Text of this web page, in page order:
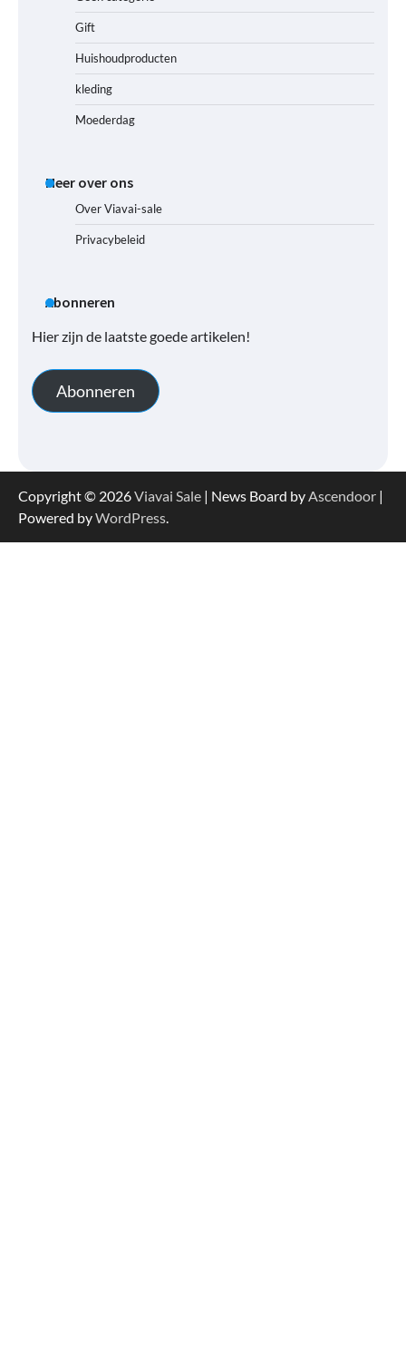
Gift
Huishoudproducten
kleding
Moederdag
Meer over ons
Over Viavai-sale
Privacybeleid
Abonneren
Hier zijn de laatste goede artikelen!
Abonneren
Copyright © 2026Viavai Sale | News Board byAscendoor |
Powered byWordPress.